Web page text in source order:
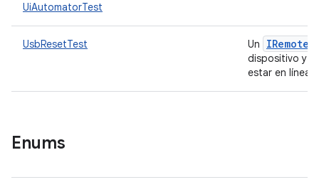
UiAutomatorTest
UsbResetTest Un IRemote
dispositivo y
estar en línea
Enums